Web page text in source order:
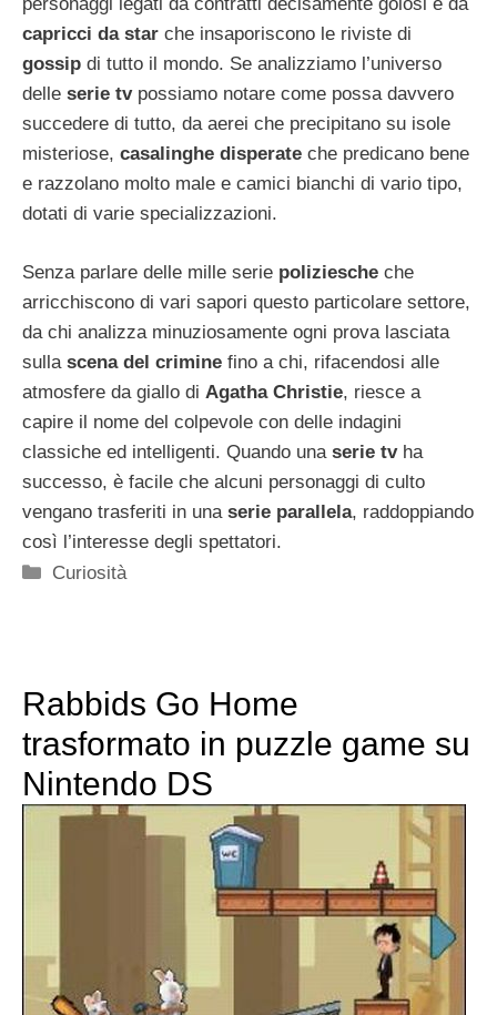
capricci da star che insaporiscono le riviste di
gossip di tutto il mondo. Se analizziamo l’universo
delle serie tvpossiamo notare come possa davvero
succedere di tutto, da aerei che precipitano su isole
misteriose, casalinghe disperate che predicano bene
e razzolano molto male e camici bianchi di vario tipo,
dotati di varie specializzazioni.
Senza parlare delle mille serie poliziesche che
arricchiscono di vari sapori questo particolare settore,
da chi analizza minuziosamente ogni prova lasciata
sulla scena del crimine fino a chi, rifacendosi alle
atmosfere da giallo di Agatha Christie, riesce a
capire il nome del colpevole con delle indagini
classiche ed intelligenti. Quando una serie tvha
successo, è facile che alcuni personaggi di culto
vengano trasferiti in una serie parallela, raddoppiando
così l’interesse degli spettatori.
Categorie
Curiosità
Rabbids Go Home
trasformato in puzzle game su
Nintendo DS